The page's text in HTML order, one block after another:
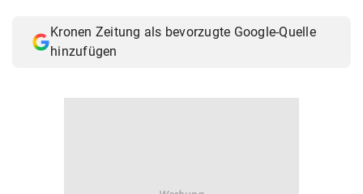
Muthgasse 2, 1190 Wien
Kronen Zeitung als bevorzugte Google-Quelle
hinzufügen